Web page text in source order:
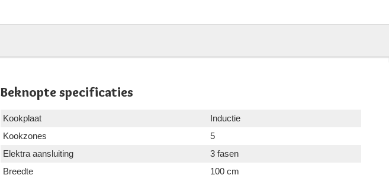
Beknopte specificaties
Kookplaat
Inductie
Kookzones
5
Elektra aansluiting
3 fasen
Breedte
100 cm